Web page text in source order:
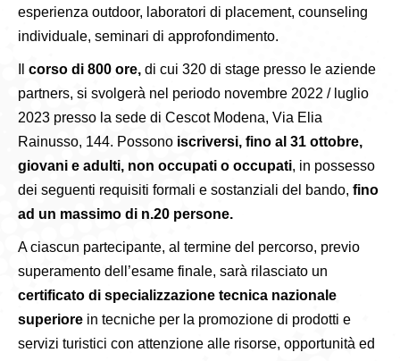
esperienza outdoor, laboratori di placement, counseling
individuale, seminari di approfondimento.
corso di 800 ore, di cui 320 di stage presso le aziende
partners, si svolgerà nel periodo novembre 2022 / luglio
2023 presso la sede di Cescot Modena, Via Elia
Rainusso, 144. Possono iscriversi, fino al 31 ottobre,
giovani e adulti, non occupati o occupati, in possesso
dei seguenti requisiti formali e sostanziali del bando, fino
ad un massimo di n.20 persone.
A ciascun partecipante, al termine del percorso, previo
superamento dell’esame finale, sarà rilasciato un
certificato di specializzazione tecnica nazionale
superiore in tecniche per la promozione di prodotti e
servizi turistici con attenzione alle risorse, opportunità ed